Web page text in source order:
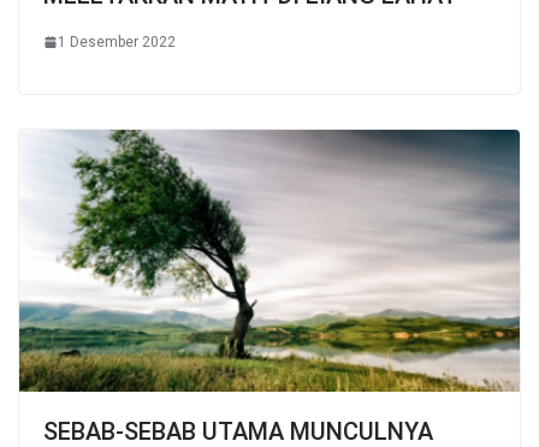
1 Desember 2022
SEBAB-SEBAB UTAMA MUNCULNYA